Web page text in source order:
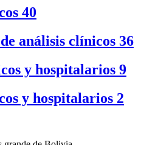
40
análisis clínicos 36
y hospitalarios 9
y hospitalarios 2